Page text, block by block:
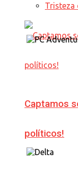
Tristeza
Captamos
políticos!